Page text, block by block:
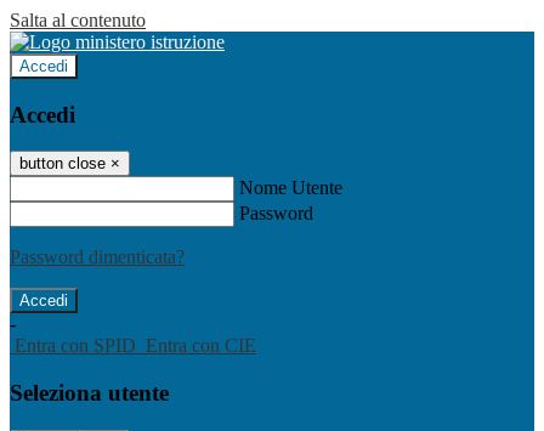
Salta al contenuto
Accedi
Accedi
button close ×
Nome Utente
Password
Password dimenticata?
-
Entra con SPID Entra con CIE
Seleziona utente